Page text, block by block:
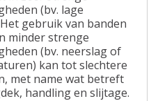
(bv. lage
gebruik van banden
minder strenge
(bv. neerslag of
kan tot slechtere
met name wat betreft
handling en slijtage.